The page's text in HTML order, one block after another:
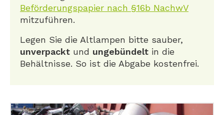
Beförderungspapier nach §16b NachwV
mitzuführen.
Legen Sie die Altlampen bitte sauber,
unverpackt und ungebündelt in die
Behältnisse. So ist die Abgabe kostenfrei.